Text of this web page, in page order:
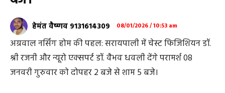
हेमंत वैष्णव 9131614309 08/01/2026 / 10:53 am
अग्रवाल नर्सिंग होम की पहल: सरायपाली में चेस्ट फिजिशियन डॉ.
श्री रजनी और न्यूरो एक्सपर्ट डॉ. वैभव धवली देंगे परामर्श 08
जनवरी गुरुवार को दोपहर 2 बजे से शाम 5 बजे।